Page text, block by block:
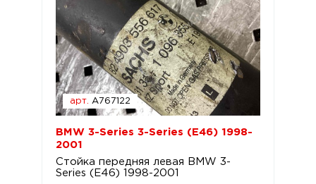
арт. A767122
BMW 3-Series 3-Series (E46) 1998-
2001
Стойка передняя левая BMW 3-
Series (E46) 1998-2001